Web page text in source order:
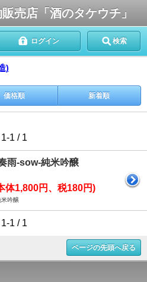
売店「酒のタケウチ」
ログイン 検索
)
価格順 新着順
1-1 / 1
雨-sow-純米吟醸
体1,800円、税180円)
米吟醸
1-1 / 1
ページの先頭へ戻る